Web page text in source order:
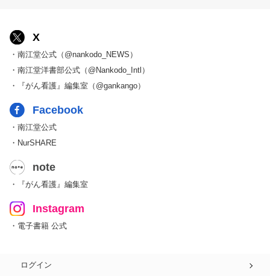
X
・南江堂公式（@nankodo_NEWS）
・南江堂洋書部公式（@Nankodo_Intl）
・『がん看護』編集室（@gankango）
Facebook
・南江堂公式
・NurSHARE
note
・『がん看護』編集室
Instagram
・電子書籍 公式
ログイン